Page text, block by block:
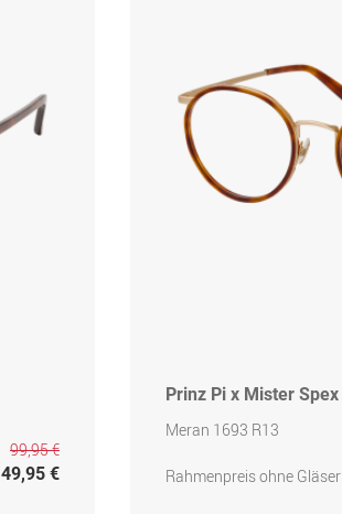
99,95 €
49,95 €
Prinz Pi x Mister Spex
Meran 1693 R13
Rahmenpreis ohne Gläser